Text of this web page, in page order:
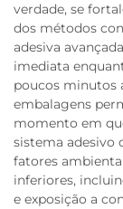
verdade, se
dos métodos
adesiva
imediata
poucos minutos
embalagens
momento em
sistema adesivo
fatores
inferiores,
e exposição a